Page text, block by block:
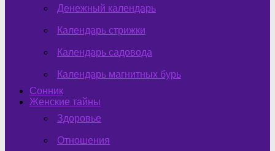
Денежный календарь
Календарь стрижки
Календарь садовода
Календарь магнитных бурь
Сонник
Женские тайны
Здоровье
Отношения